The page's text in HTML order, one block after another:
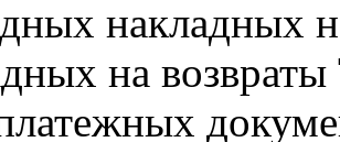
накладных
на